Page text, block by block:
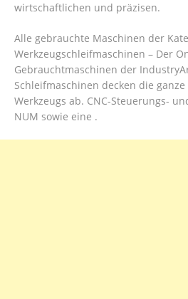
wirtschaftlichen und präzisen.
Alle gebrauchte Maschinen der
Werkzeugschleifmaschinen – Der
Gebrauchtmaschinen der
Schleifmaschinen decken die ganze
Werkzeugs ab. CNC-Steuerungs-
NUM sowie eine .